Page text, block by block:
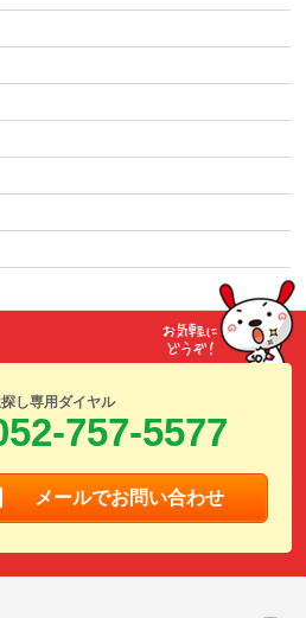
し専用ダイヤル
757-5577
メールでお問い合わせ